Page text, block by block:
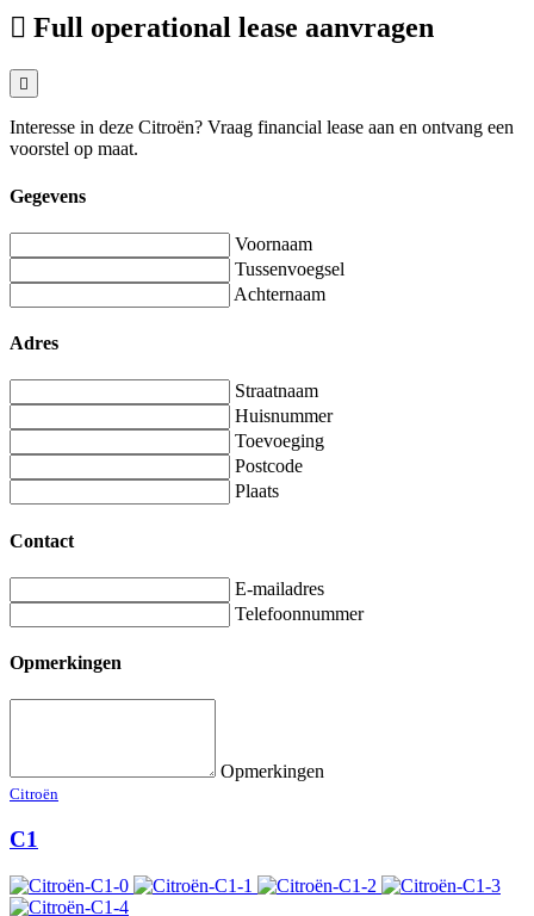
Full operational lease aanvragen
Interesse in deze Citroën? Vraag financial lease aan en ontvang een
voorstel op maat.
Gegevens
Voornaam
Tussenvoegsel
Achternaam
Adres
Straatnaam
Huisnummer
Toevoeging
Postcode
Plaats
Contact
E-mailadres
Telefoonnummer
Opmerkingen
Opmerkingen
Citroën
C1